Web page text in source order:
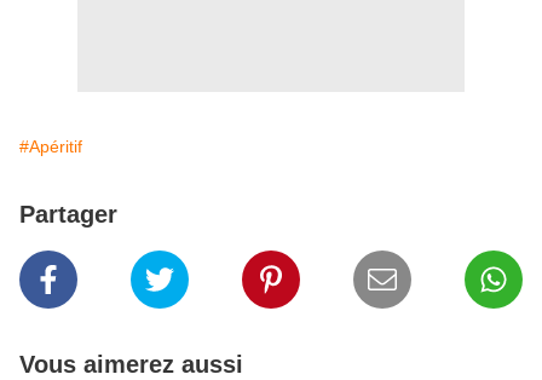
#Apéritif
Partager
Vous aimerez aussi